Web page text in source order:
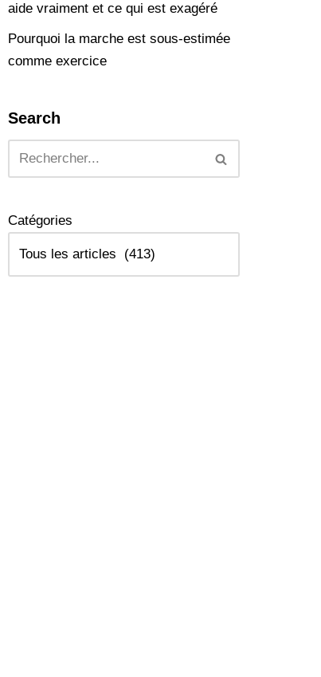
aide vraiment et ce qui est exagéré
Pourquoi la marche est sous-estimée
comme exercice
Search
Catégories